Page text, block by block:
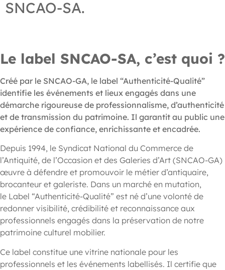
SNCAO-SA.
Le label SNCAO-SA, c’est quoi ?
Créé par le SNCAO-GA, le label “Authenticité-Qualité”
identifie les événements et lieux engagés dans une
démarche rigoureuse de professionnalisme, d’authenticité
et de transmission du patrimoine. Il garantit au public une
expérience de confiance, enrichissante et encadrée.
Depuis 1994, le Syndicat National du Commerce de
l’Antiquité, de l’Occasion et des Galeries d’Art (SNCAO-GA)
œuvre à défendre et promouvoir le métier d’antiquaire,
brocanteur et galeriste. Dans un marché en mutation,
le Label “Authenticité-Qualité” est né d’une volonté de
redonner visibilité, crédibilité et reconnaissance aux
professionnels engagés dans la préservation de notre
patrimoine culturel mobilier.
Ce label constitue une vitrine nationale pour les
professionnels et les événements labellisés. Il certifie que